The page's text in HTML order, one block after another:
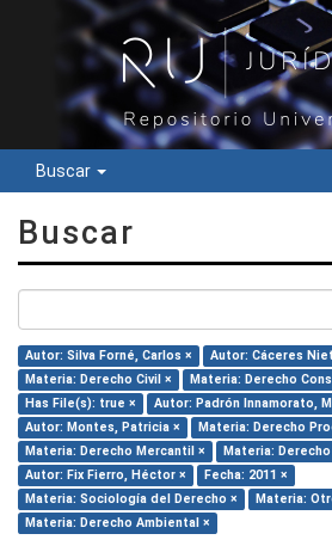
Buscar
Buscar
Autor: Silva Forné, Carlos ×
Autor: Cáceres
Materia: Derecho Civil ×
Materia: Derecho
Has File(s): true ×
Autor: Padrón Innamorato,
Autor: Montes, Patricia ×
Materia: Derecho
Materia: Derecho Mercantil ×
Materia:
Autor: Fix Fierro, Héctor ×
Fecha: 2011 ×
Materia: Sociología del Derecho ×
Materia:
Materia: Derecho Ambiental ×